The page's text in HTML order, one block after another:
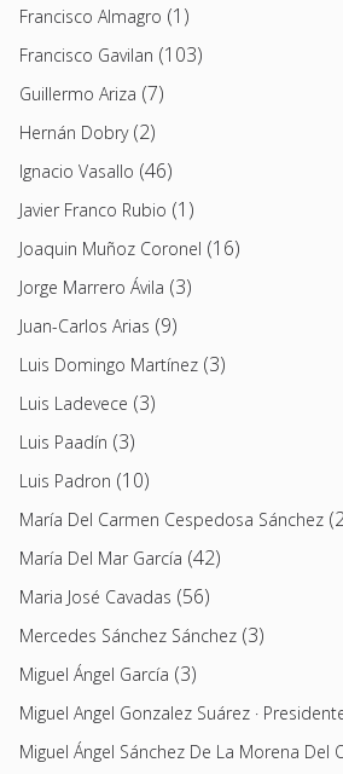
Francisco Almagro (1)
Francisco Gavilan (103)
Guillermo Ariza (7)
Hernán Dobry(2)
Ignacio Vasallo (46)
Javier Franco Rubio (1)
Joaquin Muñoz Coronel (16)
Jorge Marrero Ávila (3)
Juan-Carlos Arias (9)
Luis Domingo Martínez (3)
Luis Ladevece (3)
Luis Paadín (3)
Luis Padron (10)
María Del Carmen Cespedosa Sánchez
María Del Mar García (42)
Maria José Cavadas (56)
Mercedes Sánchez Sánchez (3)
Miguel Ángel García (3)
Miguel Angel Gonzalez Suárez ·
Miguel Ángel Sánchez De La Morena Del